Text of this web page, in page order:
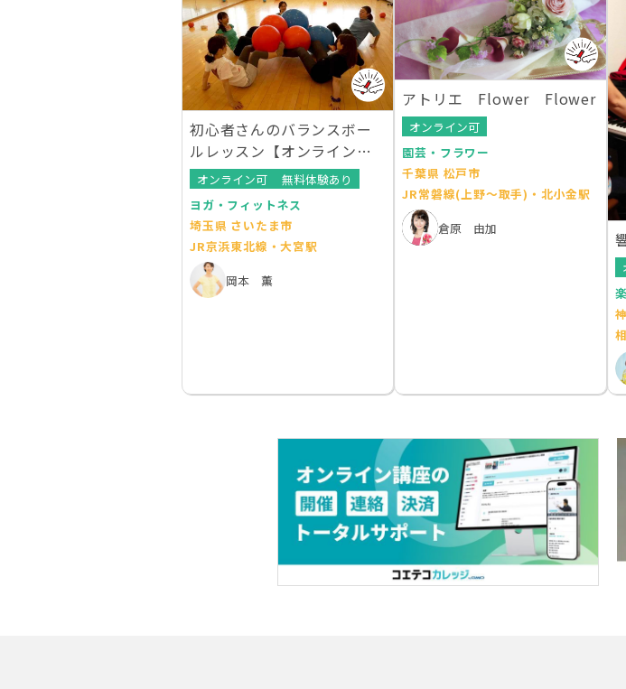
初心者さんのバランスボー
ルレッスン【オンラインレ
ッスンあり】
オンライン可
無料体験あり
ヨガ・フィットネス
埼玉県 さいたま市
JR京浜東北線・大宮駅
岡本 薫
アトリエ Flower Flower
オンライン可
園芸・フラワー
千葉県 松戸市
JR常磐線(上野～取手)・北小金駅
倉原 由加